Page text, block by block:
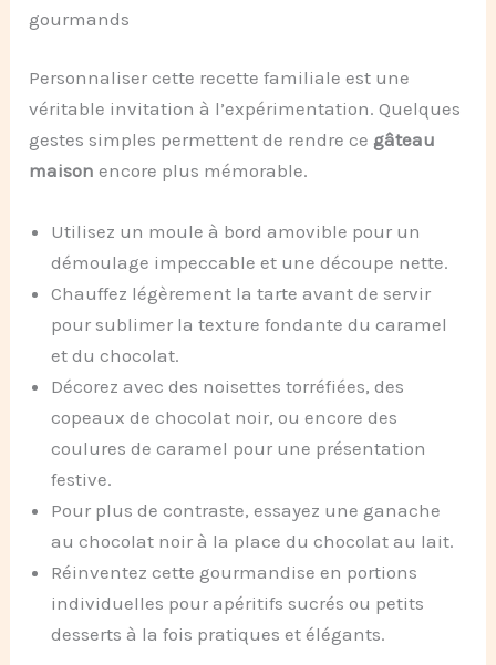
gourmands
Personnaliser cette recette familiale est une
véritable invitation à l’expérimentation. Quelques
gestes simples permettent de rendre ce gâteau
maison encore plus mémorable.
Utilisez un moule à bord amovible pour un
démoulage impeccable et une découpe nette.
Chauffez légèrement la tarte avant de servir
pour sublimer la texture fondante du caramel
et du chocolat.
Décorez avec des noisettes torréfiées, des
copeaux de chocolat noir, ou encore des
coulures de caramel pour une présentation
festive.
Pour plus de contraste, essayez une ganache
au chocolat noir à la place du chocolat au lait.
Réinventez cette gourmandise en portions
individuelles pour apéritifs sucrés ou petits
desserts à la fois pratiques et élégants.